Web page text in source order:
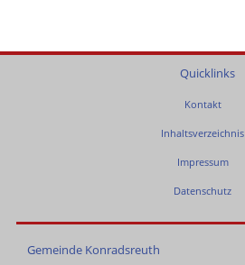
Quicklinks
Kontakt
Inhaltsverzeichnis
Impressum
Datenschutz
Gemeinde Konradsreuth